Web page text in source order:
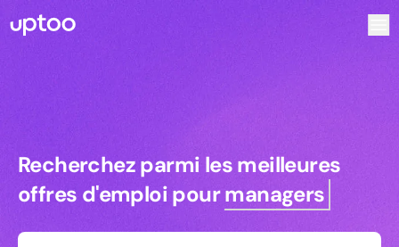
Recherchez parmi les meilleures
Recherchez parmi les meilleures
offres d'emploi pourmanagers